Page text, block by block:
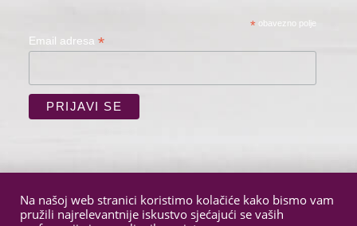
*obavezno polje
Email adresa *
Na našoj web stranici koristimo kolačiće kako bismo vam
pružili najrelevantnije iskustvo sjećajući se vaših